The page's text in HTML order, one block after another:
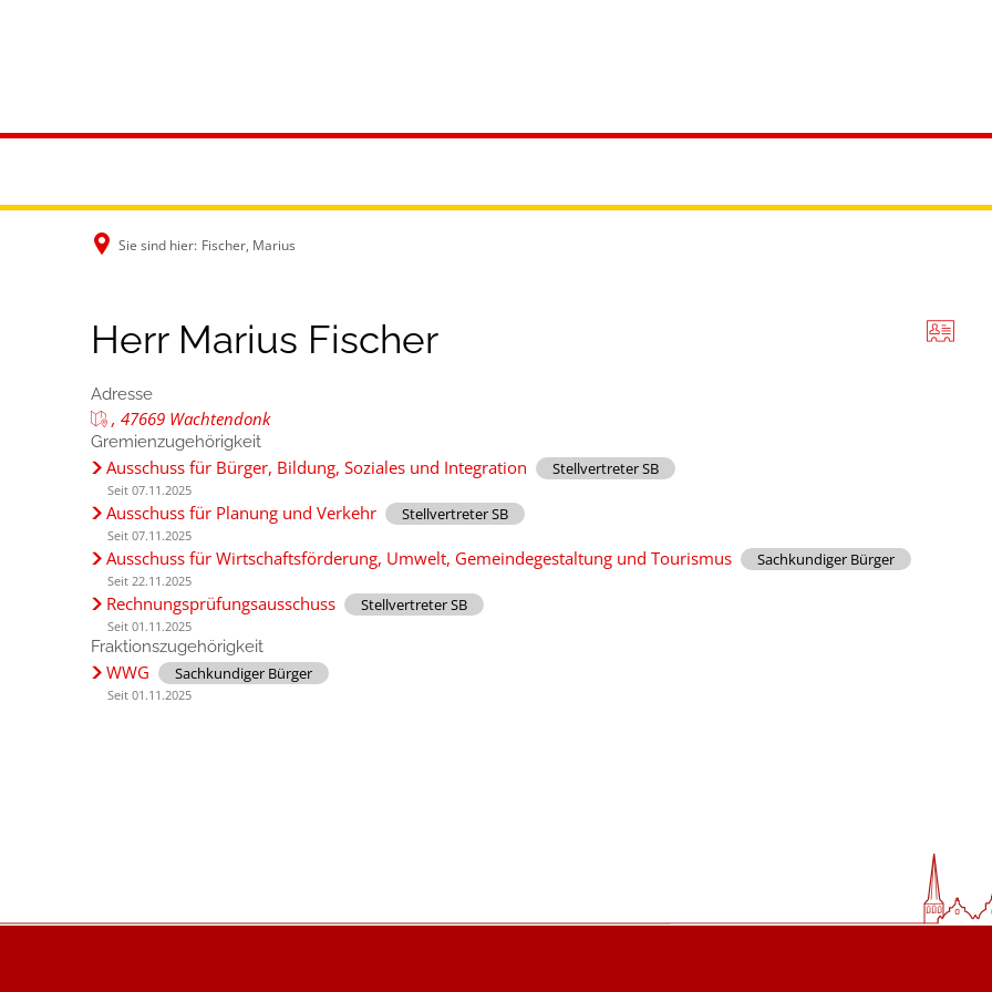
Sie sind hier: Fischer, Marius
Herr Marius Fischer
Adresse
, 47669 Wachtendonk
Gremienzugehörigkeit
Ausschuss für Bürger, Bildung, Soziales und Integration Stellvertreter SB
Seit 07.11.2025
Ausschuss für Planung und Verkehr Stellvertreter SB
Seit 07.11.2025
Ausschuss für Wirtschaftsförderung, Umwelt, Gemeindegestaltung und Tourismus Sachkundiger Bürger
Seit 22.11.2025
Rechnungsprüfungsausschuss Stellvertreter SB
Seit 01.11.2025
Fraktionszugehörigkeit
WWG Sachkundiger Bürger
Seit 01.11.2025